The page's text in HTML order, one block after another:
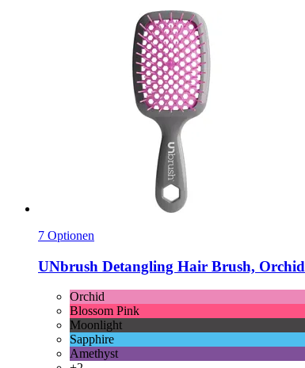
7 Optionen
UNbrush Detangling Hair Brush, Orchid
Orchid
Blossom Pink
Moonlight
Sapphire
Amethyst